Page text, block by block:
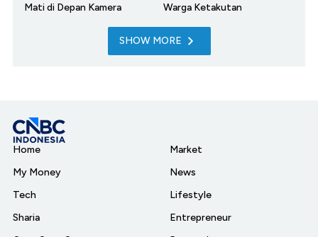
Mati di Depan Kamera
Warga Ketakutan
SHOW MORE
Home
My Money
Tech
Sharia
Market
News
Lifestyle
Entrepreneur